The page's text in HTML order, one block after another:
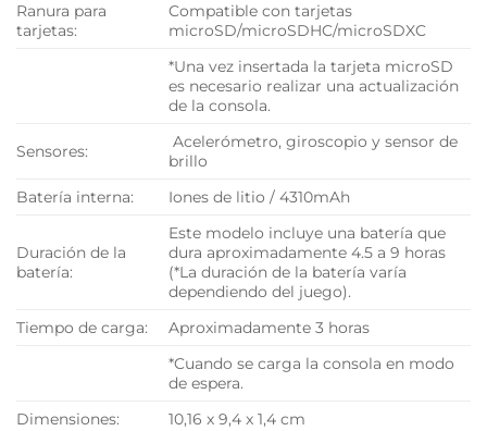
Ranura para
tarjetas:
Compatible con tarjetas
microSD/microSDHC/microSDXC
*Una vez insertada la tarjeta microSD
es necesario realizar una actualización
de la consola.
Sensores:
Acelerómetro, giroscopio y sensor de
brillo
Batería interna:
Iones de litio / 4310mAh
Duración de la
batería:
Este modelo incluye una batería que
dura aproximadamente 4.5 a 9 horas
(*La duración de la batería varía
dependiendo del juego).
Tiempo de carga:
Aproximadamente 3 horas
*Cuando se carga la consola en modo
de espera.
Dimensiones:
10,16 x 9,4 x 1,4 cm